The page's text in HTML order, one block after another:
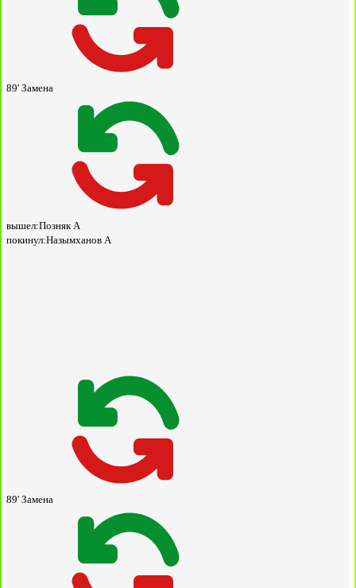
89' Замена
вышел:Позняк А
покинул:Назымханов А
89' Замена